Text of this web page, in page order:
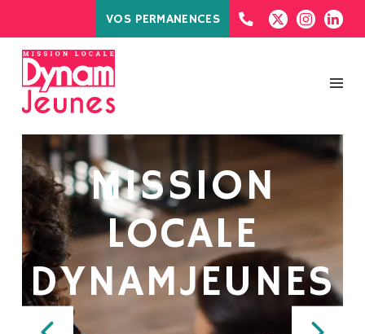
VOS PERMANENCES
MISSION
LOCALE
DYNAMJEUNES